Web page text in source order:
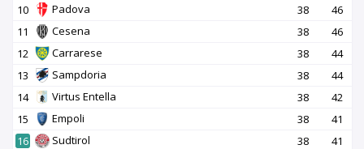
10
Padova 38
46
11
Cesena 38
46
12
Carrarese 38
44
13
Sampdoria 38
44
14
Virtus Entella 38
42
15
Empoli 38
41
16
Sudtirol 38
41